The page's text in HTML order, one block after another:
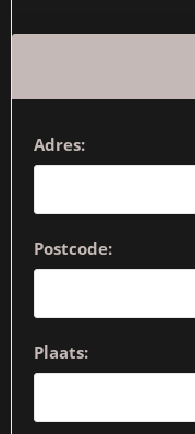
Adres:
Postcode:
Plaats: